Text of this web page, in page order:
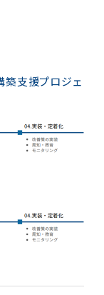
築支援プロジェ